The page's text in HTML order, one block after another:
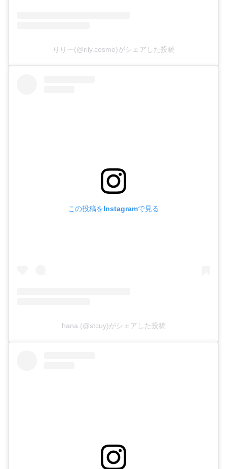
りりー(@rily.cosme)がシェアした投稿
この投稿をInstagramで見る
hana.(@stcuy)がシェアした投稿